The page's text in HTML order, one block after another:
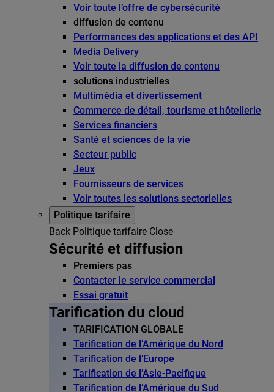
Voir toute l’offre de cybersécurité
diffusion de contenu
Performances des applications et des API
Media Delivery
Voir toute la diffusion de contenu
solutions industrielles
Multimédia et divertissement
Commerce de détail, tourisme et hôtellerie
Services financiers
Santé et sciences de la vie
Secteur public
Jeux
Fournisseurs de services
Voir toutes les solutions sectorielles
Politique tarifaire
Back Politique tarifaire Close
Sécurité et diffusion
Premiers pas
Contacter le service commercial
Essai gratuit
Tarification du cloud
TARIFICATION GLOBALE
Tarification de l’Amérique du Nord
Tarification de l’Europe
Tarification de l’Asie-Pacifique
Tarification de l’Amérique du Sud